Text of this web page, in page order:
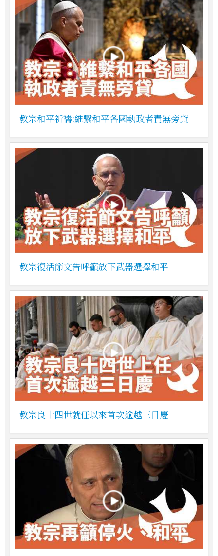
教宗和平祈禱:維繫和平各國執政者責無旁貸
教宗復活節文告呼籲放下武器選擇和平
教宗良十四世就任以來首次逾越三日慶